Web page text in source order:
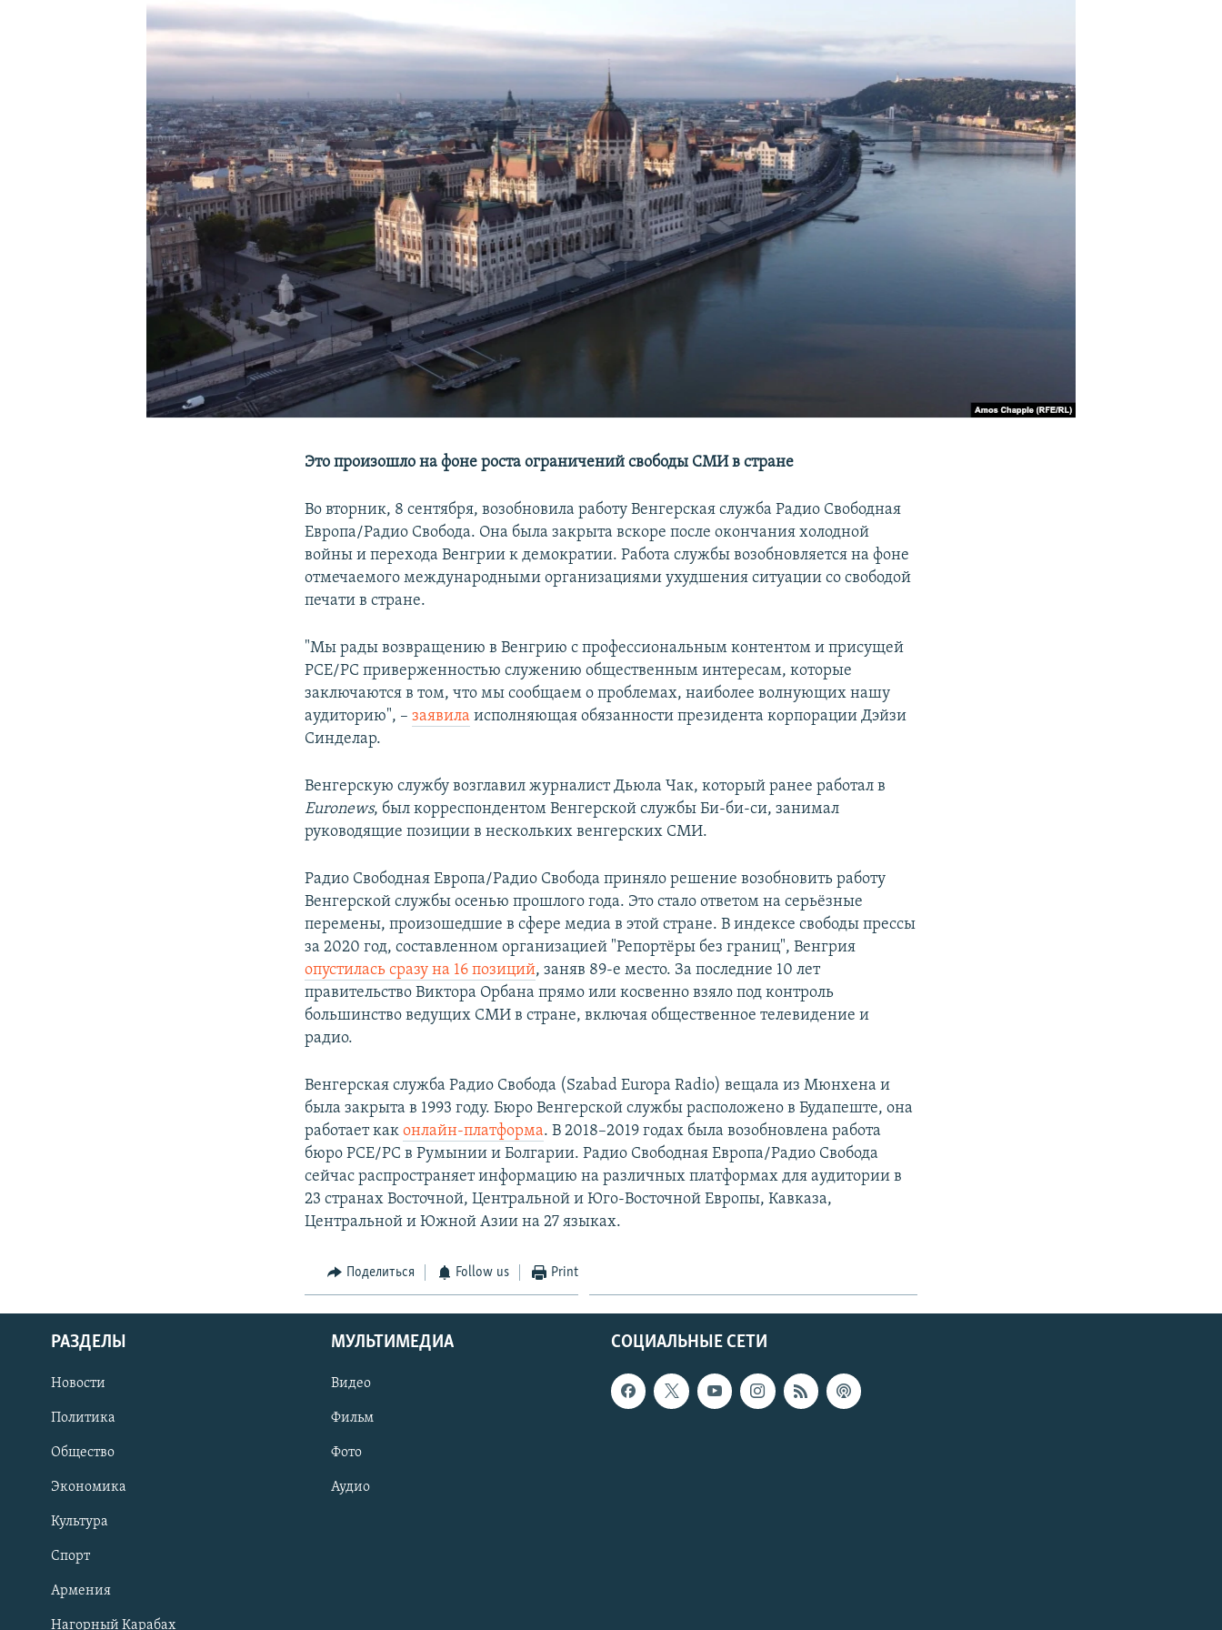
Это произошло на фоне роста ограничений свободы СМИ в стране
Во вторник, 8 сентября, возобновила работу Венгерская служба Радио Свободная
Европа/Радио Свобода. Она была закрыта вскоре после окончания холодной
войны и перехода Венгрии к демократии. Работа службы возобновляется на фоне
отмечаемого международными организациями ухудшения ситуации со свободой
печати в стране.
"Мы рады возвращению в Венгрию с профессиональным контентом и присущей
РСЕ/РС приверженностью служению общественным интересам, которые
заключаются в том, что мы сообщаем о проблемах, наиболее волнующих нашу
аудиторию", –заявила исполняющая обязанности президента корпорации Дэйзи
Синделар.
Венгерскую службу возглавил журналист Дьюла Чак, который ранее работал в
Euronews, был корреспондентом Венгерской службы Би-би-си, занимал
руководящие позиции в нескольких венгерских СМИ.
Радио Свободная Европа/Радио Свобода приняло решение возобновить работу
Венгерской службы осенью прошлого года. Это стало ответом на серьёзные
перемены, произошедшие в сфере медиа в этой стране. В индексе свободы прессы
за 2020 год, составленном организацией "Репортёры без границ", Венгрия
опустилась сразу на 16 позиций, заняв 89-е место. За последние 10 лет
правительство Виктора Орбана прямо или косвенно взяло под контроль
большинство ведущих СМИ в стране, включая общественное телевидение и
радио.
Венгерская служба Радио Свобода (Szabad Europa Radio) вещала из Мюнхена и
была закрыта в 1993 году. Бюро Венгерской службы расположено в Будапеште, она
работает каконлайн-платформа. В 2018–2019 годах была возобновлена работа
бюро РСЕ/РС в Румынии и Болгарии. Радио Свободная Европа/Радио Свобода
сейчас распространяет информацию на различных платформах для аудитории в
23 странах Восточной, Центральной и Юго-Восточной Европы, Кавказа,
Центральной и Южной Азии на 27 языках.
Поделиться Follow us Print
СОЦИАЛЬНЫЕ СЕТИ
РАЗДЕЛЫ
Новости
Политика
Общество
Экономика
Культура
Спорт
Армения
Нагорный Карабах
МУЛЬТИМЕДИА
Видео
Фильм
Фото
Аудио